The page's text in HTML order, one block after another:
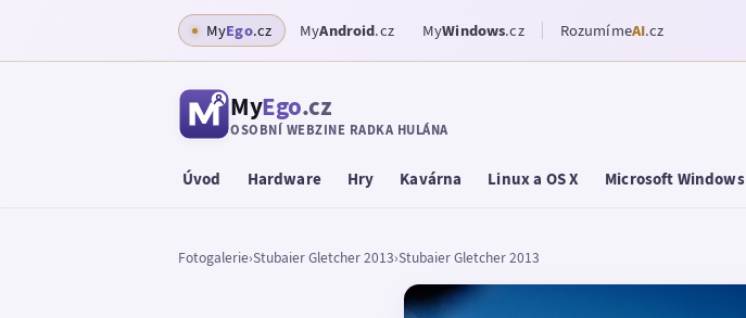
MyEgo.cz MyAndroid.cz MyWindows.cz RozumímeAI.cz
MyEgo.cz
OSOBNÍ WEBZINE RADKA HULÁNA
Úvod Hardware Hry Kavárna Linux a OS X Microsoft Windows
Fotogalerie›Stubaier Gletcher 2013›Stubaier Gletcher 2013